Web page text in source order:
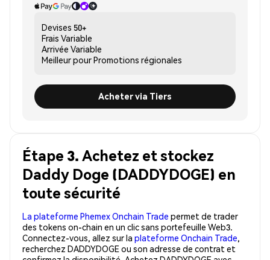
Devises 50+
Frais Variable
Arrivée Variable
Meilleur pourPromotions régionales
Acheter via Tiers
Étape 3. Achetez et stockez
Daddy Doge (DADDYDOGE) en
toute sécurité
La plateforme Phemex Onchain Trade permet de trader
des tokens on-chain en un clic sans portefeuille Web3.
Connectez-vous, allez sur la plateforme Onchain Trade,
recherchez DADDYDOGE ou son adresse de contrat et